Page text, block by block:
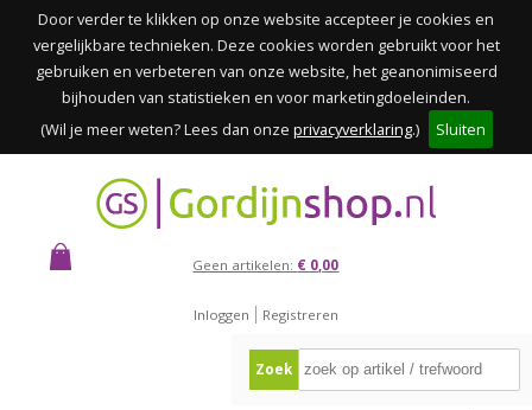
Door verder te klikken op onze website accepteer je cookies en
vergelijkbare technieken. Deze cookies worden gebruikt voor het
gebruiken en verbeteren van onze website, het geanonimiseerd
bijhouden van statistieken en voor marketingdoeleinden.
(Wil je meer weten? Lees dan onze privacyverklaring.) Sluiten
Geen artikelen: € 0,00
Inloggen Registreren
Zoek